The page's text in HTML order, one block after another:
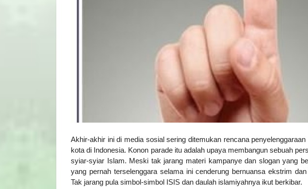
Akhir-akhir ini di media sosial sering ditemukan rencana
kota di Indonesia. Konon parade itu adalah upaya membangun sebuah
syiar-syiar Islam. Meski tak jarang materi kampanye dan slogan yang
yang pernah terselenggara selama ini cenderung bernuansa ekstrim
Tak jarang pula simbol-simbol ISIS dan daulah islamiyahnya ikut berkibar.